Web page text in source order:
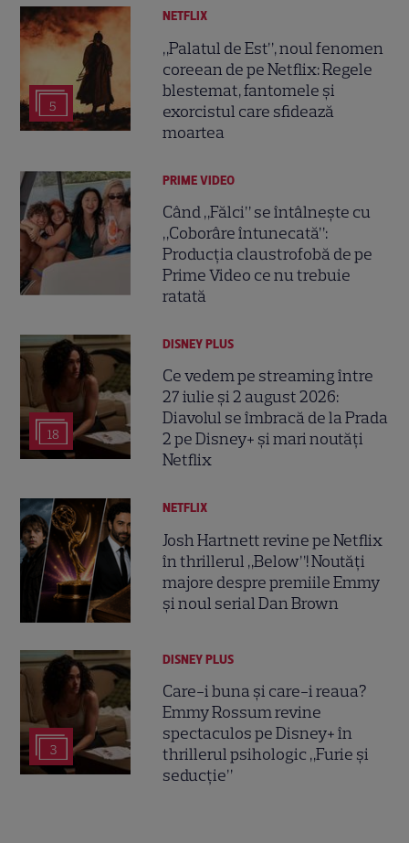
5
NETFLIX
„Palatul de Est”, noul fenomen
coreean de pe Netflix: Regele
blestemat, fantomele și
exorcistul care sfidează
moartea
PRIME VIDEO
Când „Fălci” se întâlnește cu
„Coborâre întunecată”:
Producția claustrofobă de pe
Prime Video ce nu trebuie
ratată
18
DISNEY PLUS
Ce vedem pe streaming între
27 iulie și 2 august 2026:
Diavolul se îmbracă de la Prada
2 pe Disney+ și mari noutăți
Netflix
NETFLIX
Josh Hartnett revine pe Netflix
în thrillerul „Below”! Noutăți
majore despre premiile Emmy
și noul serial Dan Brown
3
DISNEY PLUS
Care-i buna și care-i reaua?
Emmy Rossum revine
spectaculos pe Disney+ în
thrillerul psihologic „Furie și
seducție”